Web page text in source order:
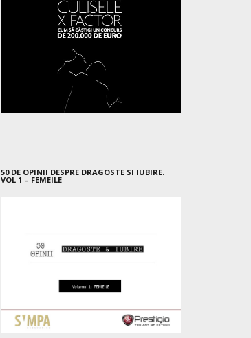
50 DE OPINII DESPRE DRAGOSTE SI IUBIRE.
VOL 1 – FEMEILE